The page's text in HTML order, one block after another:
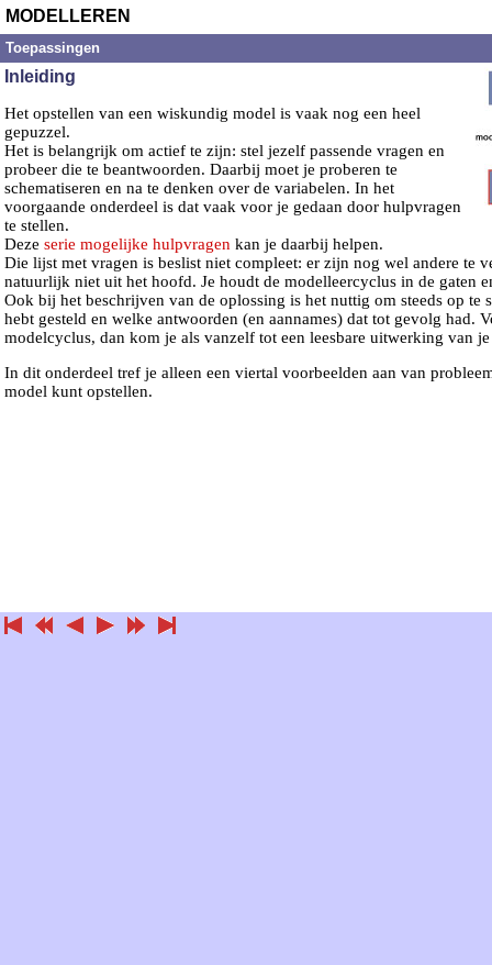
MODELLEREN
Toepassingen
Inleiding
Het opstellen van een wiskundig model is vaak nog een heel
gepuzzel.
Het is belangrijk om actief te zijn: stel jezelf passende vragen en
probeer die te beantwoorden. Daarbij moet je proberen te
schematiseren en na te denken over de variabelen. In het
voorgaande onderdeel is dat vaak voor je gedaan door hulpvragen
te stellen.
Deze serie mogelijke hulpvragen kan je daarbij helpen.
Die lijst met vragen is beslist niet compleet: er zijn nog wel andere te
natuurlijk niet uit het hoofd. Je houdt de modelleercyclus in de gaten
Ook bij het beschrijven van de oplossing is het nuttig om steeds op te
hebt gesteld en welke antwoorden (en aannames) dat tot gevolg had.
modelcyclus, dan kom je als vanzelf tot een leesbare uitwerking van
In dit onderdeel tref je alleen een viertal voorbeelden aan van
model kunt opstellen.